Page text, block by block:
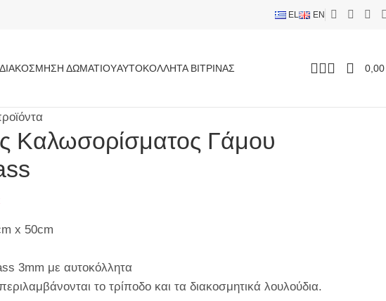
EL EN
ΔΙΑΚΌΣΜΗΣΗ ΔΩΜΑΤΊΟΥΑΥΤΟΚΌΛΛΗΤΑ ΒΙΤΡΊΝΑΣ
Καλωσορίσματος Γάμου
x 50cm
3mm με αυτοκόλλητα
το τρίποδο και τα διακοσμητικά λουλούδια.